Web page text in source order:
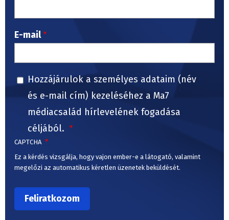
E-mail
Hozzájárulok a személyes adataim (név
és e-mail cím) kezeléséhez a Ma7
médiacsalád hírlevelének fogadása
céljából.
CAPTCHA
Ez a kérdés vizsgálja, hogy vajon ember-e a látogató, valamint
megelőzi az automatikus kéretlen üzenetek beküldését.